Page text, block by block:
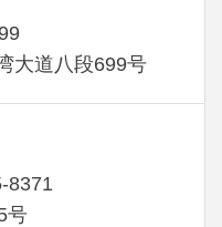
大道八段699号
8371
号